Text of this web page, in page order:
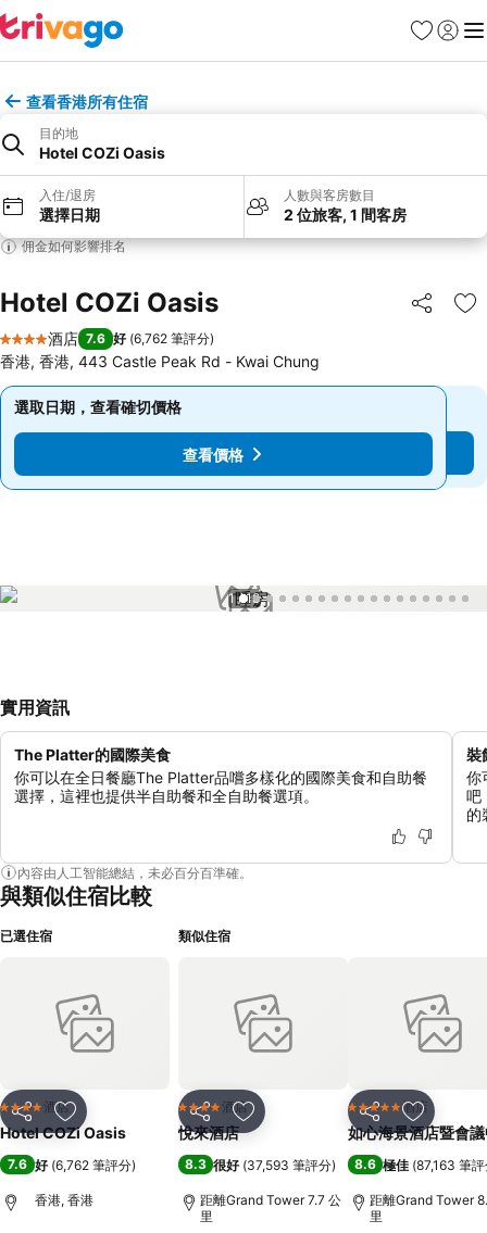
收藏夾
登入 選
查看香港所有住宿
目的地
Hotel COZi Oasis
入住/退房
選擇日期
人數與客房數目
2 位旅客, 1 間客房
佣金如何影響排名
Hotel COZi Oasis 分享
放
4 星級
酒店 7.6 好 (6,762 筆評分)
香港, 香港, 443 Castle Peak Rd - Kwai Chung
選取日期，查看確切價格
查看價格
選取日期，查看確切價格
查看價格
1 / 18
實用資訊
The Platter的國際美食
你可以在全日餐廳The Platter品嚐多樣化的國際美食和自助餐
選擇，這裡也提供半自助餐和全自助餐選項。
裝
你
吧
的
內容由人工智能總結，未必百分百準確。
與類似住宿比較
已選住宿
分享 放到收藏夾
4 星級 酒店
Hotel COZi Oasis
7.6 好 (6,762 筆評分)
香港, 香港
類似住宿
分享 放到收藏夾
4 星級 酒店
悅來酒店
8.3 很好 (37,593 筆評分)
距離Grand Tower 7.7 公
里
分享 放到收藏
5 星級 酒店
如心海景酒店暨會
8.6 極佳 (87,163 筆
距離Grand Tower
里